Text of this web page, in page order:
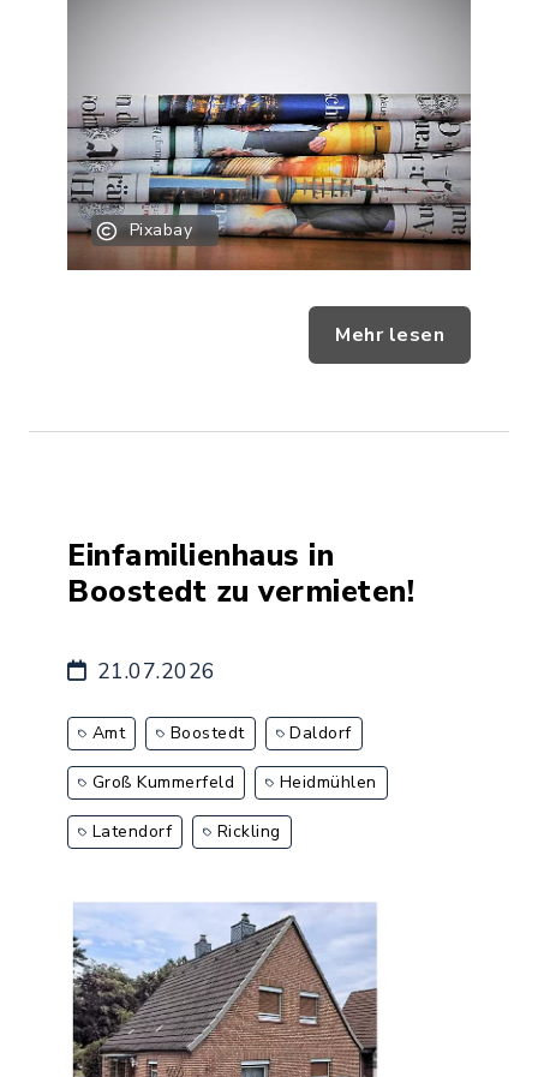
Pixabay
Mehr lesen
Einfamilienhaus in
Boostedt zu vermieten!
21.07.2026
Amt Boostedt Daldorf
Groß Kummerfeld Heidmühlen
Latendorf Rickling